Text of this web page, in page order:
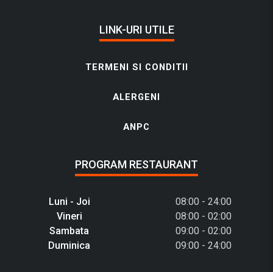
LINK-URI UTILE
TERMENI SI CONDITII
ALERGENI
ANPC
PROGRAM RESTAURANT
Luni - Joi
08:00 - 24:00
Vineri
08:00 - 02:00
Sambata
09:00 - 02:00
Duminica
09:00 - 24:00